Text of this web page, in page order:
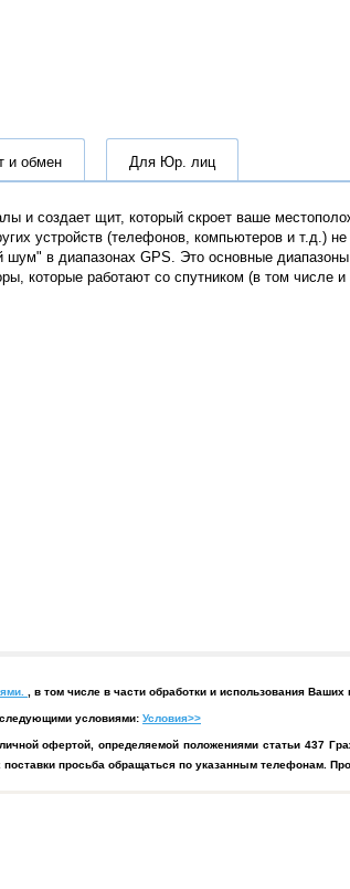
и обмен Для Юр. лиц
и создает щит, который скроет ваше
устройств (телефонов, компьютеров и т.д.)
в диапазонах GPS. Это основные
которые работают со спутником (в том числе и
, в том числе в части обработки и использования
следующими условиями: Условия>>
офертой, определяемой положениями статьи 437
просьба обращаться по указанным телефонам.